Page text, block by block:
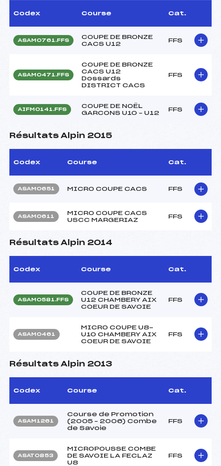
Codex Course Cat.
ASAM0761.FFS
COUPE DE BRONZE
CACS U12
FFS
ASAM0471.FFS
COUPE DE BRONZE
CACS U12
Dossards
DISTRICT CACS
FFS
AIFM0141.FFS
COUPE DE NOËL
GARCONS U10 – U12
FFS
Résultats Alpin 2015
Codex Course Cat.
ASAM0651 MICRO COUPE CACS FFS
ASAM0611
MICRO COUPE CACS
USCC MARGERIAZ
FFS
Résultats Alpin 2014
Codex Course Cat.
ASAM0581.FFS
COUPE DE BRONZE
U12 CHAMBERY AIX
COEUR DE SAVOIE
FFS
ASAM0461
MICRO COUPE U8-
U10 CHAMBERY AIX
COEUR DE SAVOIE
FFS
Résultats Alpin 2013
Codex Course Cat.
ASAM1261
Course de Promotion
(2005 – 2006) Combe
de Savoie
FFS
ASAT0853
MICROPOUSSE COMBE
DE SAVOIE LA FECLAZ
U8
FFS